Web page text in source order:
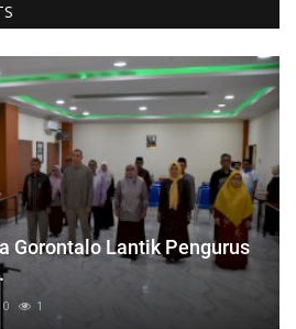
Gorontalo Lantik Pengurus
0 1